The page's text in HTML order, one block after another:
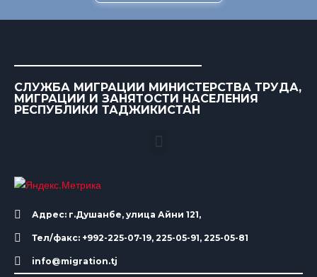
СЛУЖБА МИГРАЦИИ МИНИСТЕРСТВА ТРУДА,
МИГРАЦИИ И ЗАНЯТОСТИ НАСЕЛЕНИЯ
РЕСПУБЛИКИ ТАДЖИКИСТАН
Адрес: г.Душанбе, улица Айни 121,
Тел/факс: +992-225-07-19, 225-05-91, 225-05-81
info@migration.tj